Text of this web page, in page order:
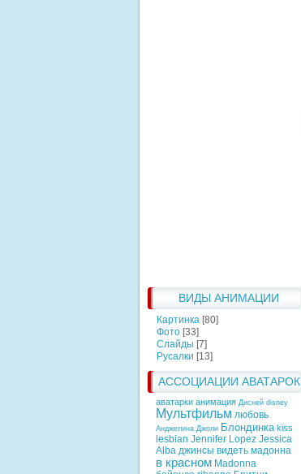
ВИДЫ АНИМАЦИИ
Картинка [80]
Фото [33]
Слайды [7]
Русалки [13]
АССОЦИАЦИИ АВАТАРОК
аватарки анимация Дисней disney
Мультфильм любовь
Анджелина Джоли Блондинка kiss
lesbian Jennifer Lopez Jessica
Alba джинсы видеть мадонна
в красном Madonna